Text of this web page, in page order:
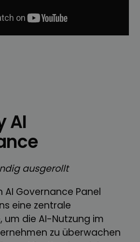
AI
ausgerollt
AI Governance Panel
eine zentrale
um die AI-Nutzung im
zu überwachen